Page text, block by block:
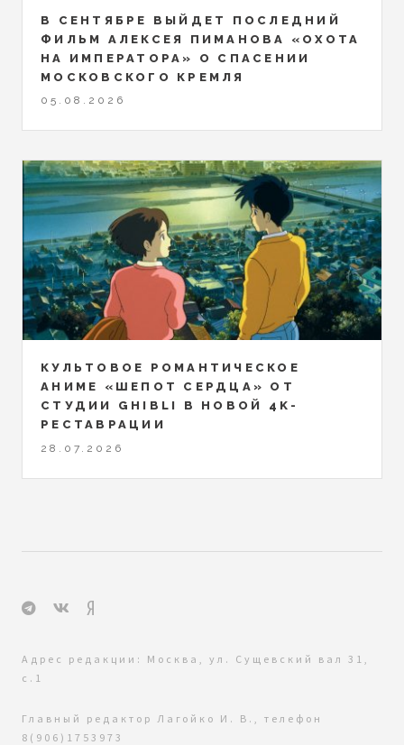
В СЕНТЯБРЕ ВЫЙДЕТ ПОСЛЕДНИЙ
ФИЛЬМ АЛЕКСЕЯ ПИМАНОВА «ОХОТА
НА ИМПЕРАТОРА» О СПАСЕНИИ
МОСКОВСКОГО КРЕМЛЯ
05.08.2026
КУЛЬТОВОЕ РОМАНТИЧЕСКОЕ
АНИМЕ «ШЕПОТ СЕРДЦА» ОТ
СТУДИИ GHIBLI В НОВОЙ 4K-
РЕСТАВРАЦИИ
28.07.2026
Адрес редакции: Москва, ул. Сущевский вал 31,
с.1
Главный редактор Лагойко И. В., телефон
8(906)1753973